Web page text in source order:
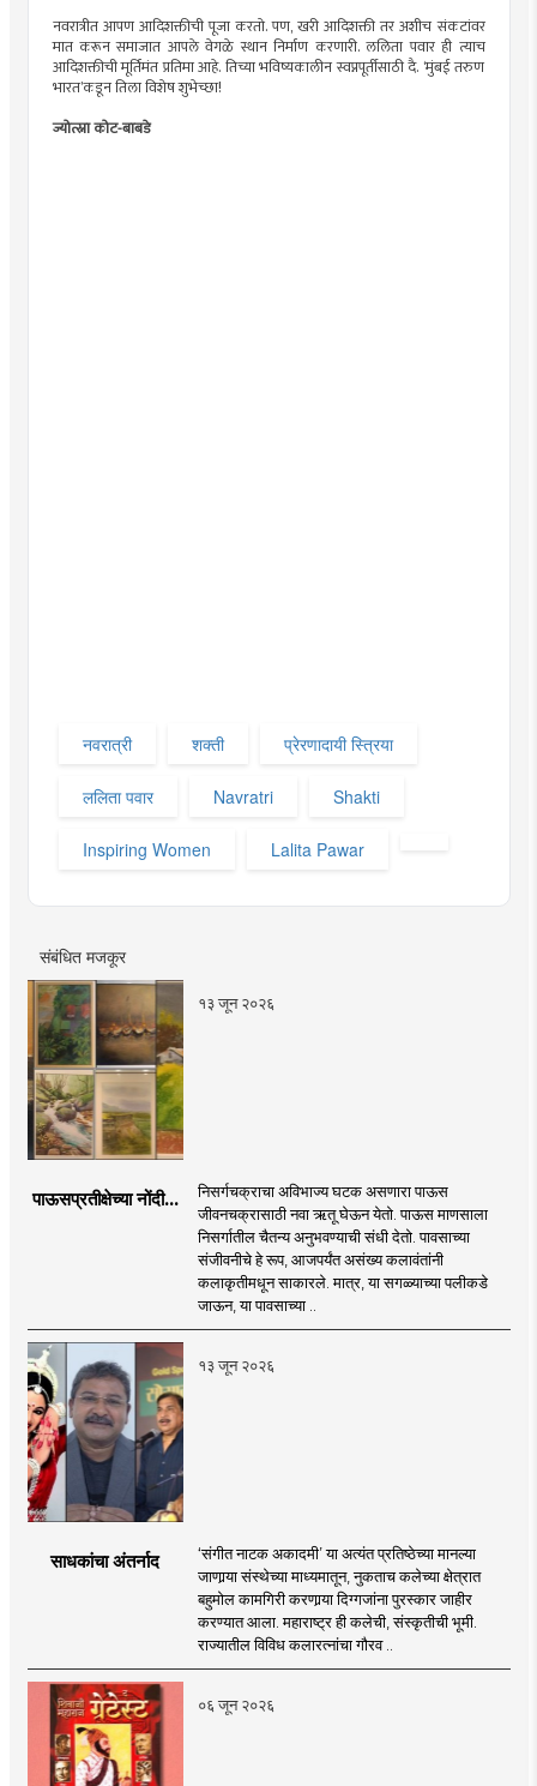
नवरात्रीत आपण आदिशक्तीची पूजा करतो. पण, खरी आदिशक्ती तर अशीच संकटांवर
मात करून समाजात आपले वेगळे स्थान निर्माण करणारी. ललिता पवार ही त्याच
आदिशक्तीची मूर्तिमंत प्रतिमा आहे. तिच्या भविष्यकालीन स्वप्नपूर्तीसाठी दै. ‘मुंबई तरुण
भारत’कडून तिला विशेष शुभेच्छा!
ज्योत्स्ना कोट-बाबडे
नवरात्री शक्ती प्रेरणादायी स्त्रिया
ललिता पवार Navratri Shakti
Inspiring Women Lalita Pawar
संबंधित मजकूर
१३ जून २०२६
पाऊसप्रतीक्षेच्या नोंदी...
निसर्गचक्राचा अविभाज्य घटक असणारा पाऊस
जीवनचक्रासाठी नवा ऋतू घेऊन येतो. पाऊस माणसाला
निसर्गातील चैतन्य अनुभवण्याची संधी देतो. पावसाच्या
संजीवनीचे हे रूप, आजपर्यंत असंख्य कलावंतांनी
कलाकृतीमधून साकारले. मात्र, या सगळ्याच्या पलीकडे
जाऊन, या पावसाच्या ..
१३ जून २०२६
साधकांचा अंतर्नाद
‘संगीत नाटक अकादमी’ या अत्यंत प्रतिष्ठेच्या मानल्या
जाणार्‍या संस्थेच्या माध्यमातून, नुकताच कलेच्या क्षेत्रात
बहुमोल कामगिरी करणार्‍या दिग्गजांना पुरस्कार जाहीर
करण्यात आला. महाराष्ट्र ही कलेची, संस्कृतीची भूमी.
राज्यातील विविध कलारत्नांचा गौरव ..
०६ जून २०२६